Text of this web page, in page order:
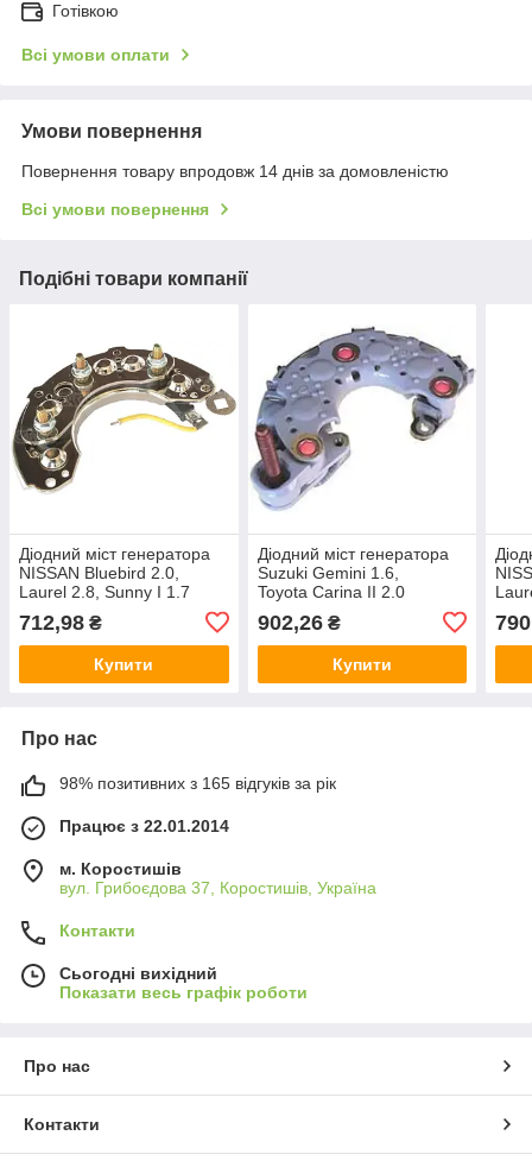
Готівкою
Всі умови оплати
Умови повернення
Повернення товару впродовж 14 днів за домовленістю
Всі умови повернення
Подібні товари компанії
Діодний міст генератора
NISSAN Bluebird 2.0,
Laurel 2.8, Sunny I 1.7
712,98 ₴
Купити
Діодний міст генератора
Suzuki Gemini 1.6,
Toyota Carina II 2.0
902,26₴
Купити
Про нас
98% позитивних з 165 відгуків за рік
Працює з 22.01.2014
м. Коростишів
вул. Грибоєдова 37, Коростишів, Україна
Контакти
Сьогодні вихідний
Показати весь графік роботи
Про нас
Контакти